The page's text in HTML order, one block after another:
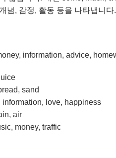
념, 감정, 활동 등을 나타냅니다.
information, advice,
sand
information, love, happiness
air
money, traffic